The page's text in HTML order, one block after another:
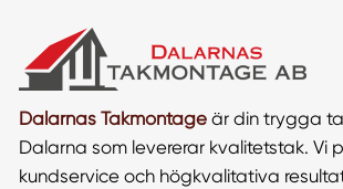
Dalarnas Takmontageär din trygga
Dalarna som levererar kvalitetstak. Vi
kundservice och högkvalitativa